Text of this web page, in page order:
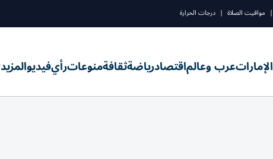
| مواقيت الصلاة | درجات الحرارة
الإماراتعرب وعالماقتصادرياضةثقافةمنوعاترأيفيديوالمزيد